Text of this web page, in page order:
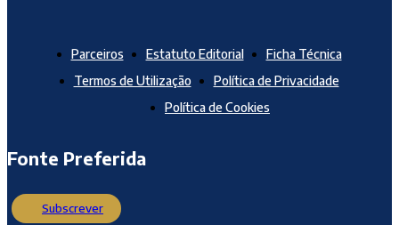
Parceiros Estatuto Editorial
Ficha Técnica
Termos de Utilização
Política de Privacidade
Política de Cookies
Fonte Preferida
Subscrever